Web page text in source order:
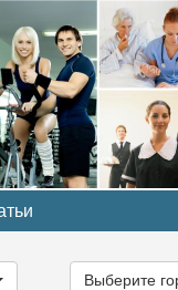
город...
Выберите